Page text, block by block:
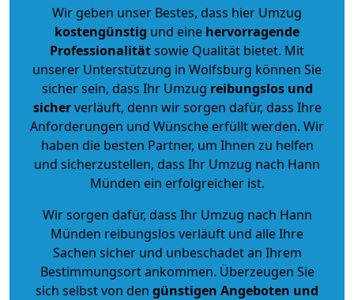
Wir geben unser Bestes, dass hier Umzug
kostengünstig und eine hervorragende
Professionalitätsowie Qualität bietet. Mit
unserer Unterstützung in Wolfsburg können Sie
sicher sein, dass Ihr Umzug reibungslos und
sicherverläuft, denn wir sorgen dafür, dass Ihre
Anforderungen und Wünsche erfüllt werden. Wir
haben die besten Partner, um Ihnen zu helfen
und sicherzustellen, dass Ihr Umzug nach Hann
Münden ein erfolgreicher ist.
Wir sorgen dafür, dass Ihr Umzug nach Hann
Münden reibungslos verläuft und alle Ihre
Sachen sicher und unbeschadet an Ihrem
Bestimmungsort ankommen. Überzeugen Sie
sich selbst von den günstigen Angeboten und